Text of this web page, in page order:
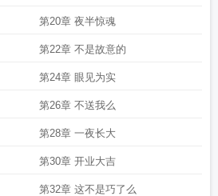
第20章 夜半惊魂
第22章 不是故意的
第24章 眼见为实
第26章 不送我么
第28章 一夜长大
第30章 开业大吉
第32章 这不是巧了么